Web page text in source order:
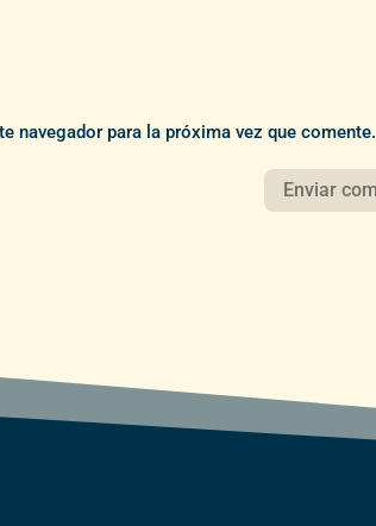
navegador para la próxima vez que comente.